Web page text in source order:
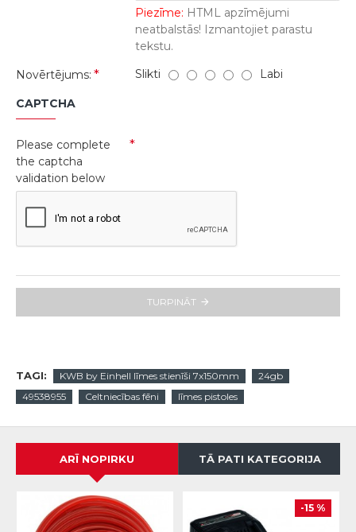
Piezīme: HTML apzīmējumi
neatbalstās! Izmantojiet parastu
tekstu.
Novērtējums:
Slikti Labi
CAPTCHA
Please complete
the captcha
validation below
TURPINĀT
TAGI: KWB by Einhell līmes stienīši 7x150mm
24gb
49538955
Celtniecības fēni līmes pistoles
ARĪ NOPIRKU TĀ PATI KATEGORIJA
-15 %